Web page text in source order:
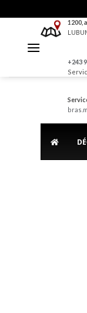
to
1200,
+243